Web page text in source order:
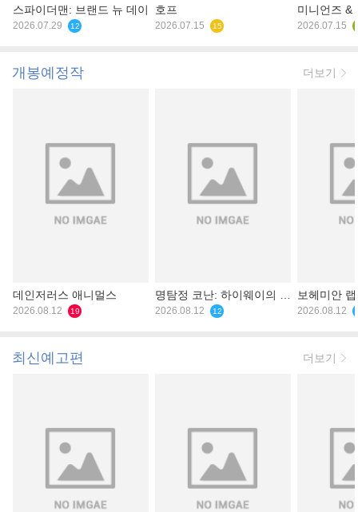
스파이더맨: 브랜드 뉴 데이
2026.07.29 12
호프
2026.07.15 15
미니언즈 &
2026.07.15
개봉예정작 더보기
데인저러스 애니멀스
2026.08.12 19
명탐정 코난: 하이웨이의 타
천사
2026.08.12 12
보헤미안
2026.08.12
최신예고편 더보기